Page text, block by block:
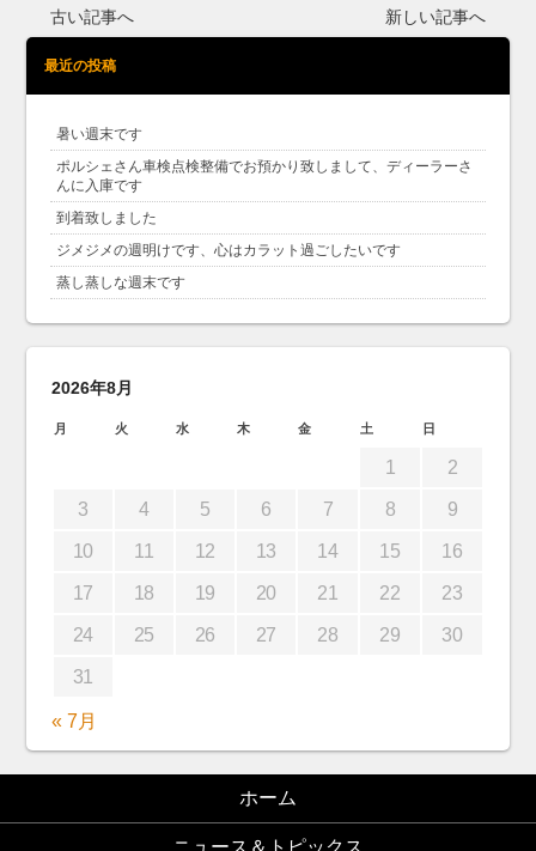
古い記事へ 新しい記事へ
最近の投稿
暑い週末です
ポルシェさん車検点検整備でお預かり致しまして、ディーラーさ
んに入庫です
到着致しました
ジメジメの週明けです、心はカラット過ごしたいです
蒸し蒸しな週末です
2026年8月
月 火 水 木 金 土 日
1 2
3 4 5 6 7 8 9
10 11 12 13 14 15 16
17 18 19 20 21 22 23
24 25 26 27 28 29 30
31
« 7月
ホーム
ニュース＆トピックス